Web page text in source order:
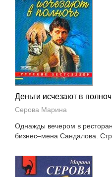
Деньги исчезают в
Серова Марина
Однажды вечером в
бизнес–мена Сандалова.